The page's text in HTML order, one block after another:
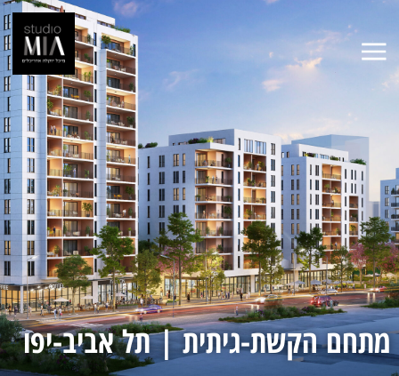
מתחם הקשת-גיתית | תל אביב-יפו